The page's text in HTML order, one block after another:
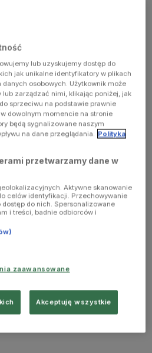
lub uzyskujemy dostęp do
jak unikalne identyfikatory w plikach
osobowych. Użytkownik może
zarządzać nimi, klikając poniżej, jak
sprzeciwu na podstawie prawnie
dowolnym momencie na stronie
będą sygnalizowane naszym
na dane przeglądania. Polityka
przetwarzamy dane w
Aktywne skanowanie
celów identyfikacji. Przechowywanie
do nich. Spersonalizowane
i treści, badnie odbiorców i
zaawansowane
Akceptuję wszystkie